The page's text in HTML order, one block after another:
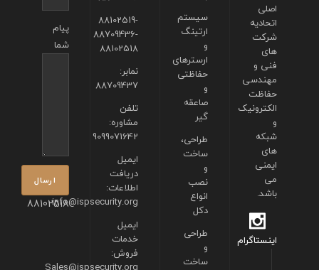
پیام
شما
88102518
88102519-
88709436-
88102518
نمابر:
88709437
تلفن
مشاوره:
9099071642
ایمیل
دریافت
اطلاعات:
info@ispsecurity.org
ایمیل
خدمات
فروش:
سیستم
ارتینگ
و
ارسترهای
حفاظتی
و
صاعقه
گیر
طراحی،
ساخت
و
نصب
انواع
دکل
طراحی
و
ساخت
اصلی
اتحادیه
شرکت
های
فنی و
مهندسی
حفاظت
الکترونیک
و
شبکه
های
ایمنی
می
باشد.
اینستاگرام